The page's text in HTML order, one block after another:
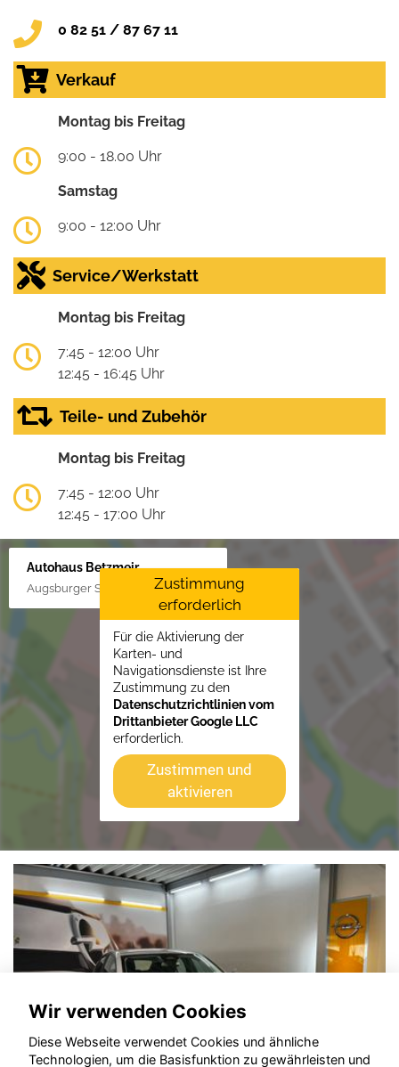
0 82 51 / 87 67 11
Verkauf
Montag bis Freitag
9:00 - 18.00 Uhr
Samstag
9:00 - 12:00 Uhr
Service/Werkstatt
Montag bis Freitag
7:45 - 12:00 Uhr
12:45 - 16:45 Uhr
Teile- und Zubehör
Montag bis Freitag
7:45 - 12:00 Uhr
12:45 - 17:00 Uhr
Autohaus Betzmeir
Augsburger Str. 33, 86551 Aichach
Zustimmung
erforderlich
Für die Aktivierung der
Karten- und
Navigationsdienste ist Ihre
Zustimmung zu den
Datenschutzrichtlinien vom
Drittanbieter Google LLC
erforderlich.
Zustimmen und
aktivieren
Wir verwenden Cookies
Diese Webseite verwendet Cookies und ähnliche
Technologien, um die Basisfunktion zu gewährleisten und